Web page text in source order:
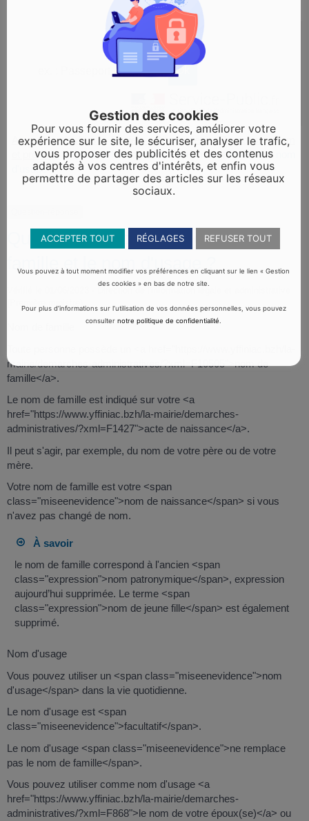
Accueil particuliers> Papiers - Citoyenneté - Élections> Nom
et prénom > Quelle différence entre le nom de famille et le nom
d'usage ?
Quelle différence entre le nom de
famille et le nom d'usage ?
(Première ministre)
mairie/demarches-administratives/?xml=F10505">nom de
famille</a>.
Le nom de famille est indiqué sur votre <a
href="https://www.yffiniac.bzh/la-mairie/demarches-
administratives/?xml=F1427">acte de naissance</a>.
Il peut s'agir, par exemple, du nom de votre père ou de votre
mère.
Votre nom de famille est votre <span
class="miseenevidence">nom de naissance</span> si vous
n'avez pas changé de nom.
À savoir
le nom de famille correspond à l'ancien <span
class="expression">nom patronymique</span>, expression
aujourd’hui supprimée. Le terme <span
class="expression">nom de jeune fille</span> est également
supprimé.
Nom d'usage
Vous pouvez utiliser un <span class="miseenevidence">nom
d'usage</span> dans la vie quotidienne.
Le nom d'usage est <span
class="miseenevidence">facultatif</span>.
Le nom d'usage <span class="miseenevidence">ne remplace
pas le nom de famille</span>.
Vous pouvez utiliser comme nom d'usage <a
href="https://www.yffiniac.bzh/la-mairie/demarches-
administratives/?xml=F868">le nom de votre époux(se)</a> ou
Gestion des cookies
Pour vous fournir des services, améliorer votre
expérience sur le site, le sécuriser, analyser le trafic,
vous proposer des publicités et des contenus
adaptés à vos centres d'intérêts, et enfin vous
permettre de partager des articles sur les réseaux
sociaux.
ACCEPTER TOUT RÉGLAGES REFUSER TOUT
Vous pouvez à tout moment modifier vos préférences en cliquant sur le lien « Gestion
des cookies » en bas de notre site.
Pour plus d’informations sur l’utilisation de vos données personnelles, vous pouvez
consulternotre politique de confidentialité.